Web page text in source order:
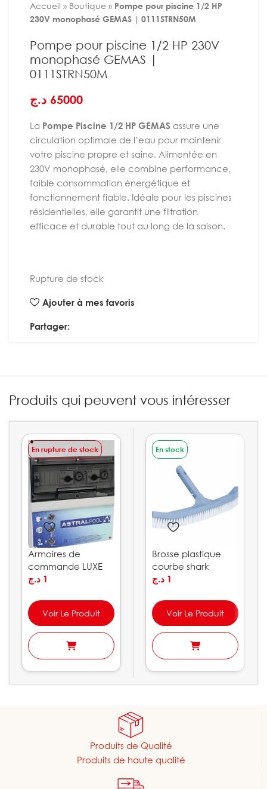
Accueil » Boutique » Pompe pour piscine 1/2 HP
230V monophasé GEMAS | 0111STRN50M
Pompe pour piscine 1/2 HP 230V
monophasé GEMAS |
0111STRN50M
65000 د.ج
La Pompe Piscine 1/2 HP GEMAS assure une
circulation optimale de l’eau pour maintenir
votre piscine propre et saine. Alimentée en
230V monophasé, elle combine performance,
faible consommation énergétique et
fonctionnement fiable. Idéale pour les piscines
résidentielles, elle garantit une filtration
efficace et durable tout au long de la saison.
Rupture de stock
Ajouter à mes favoris
Partager:
Produits qui peuvent vous intéresser
En rupture de stock
Armoires de
commande LUXE
ASTRAPOOL
1 د.ج
Voir Le Produit
En stock
Brosse plastique
courbe shark
ASTRALPOOL
1 د.ج
Voir Le Produit
Produits de Qualité
Produits de haute qualité